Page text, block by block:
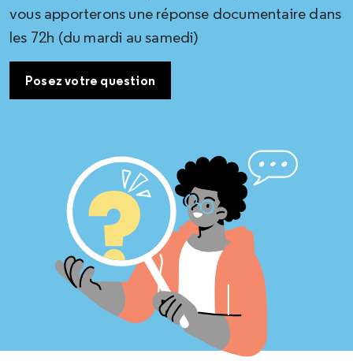
vous apporterons une réponse documentaire dans
les 72h (du mardi au samedi)
Posez votre question